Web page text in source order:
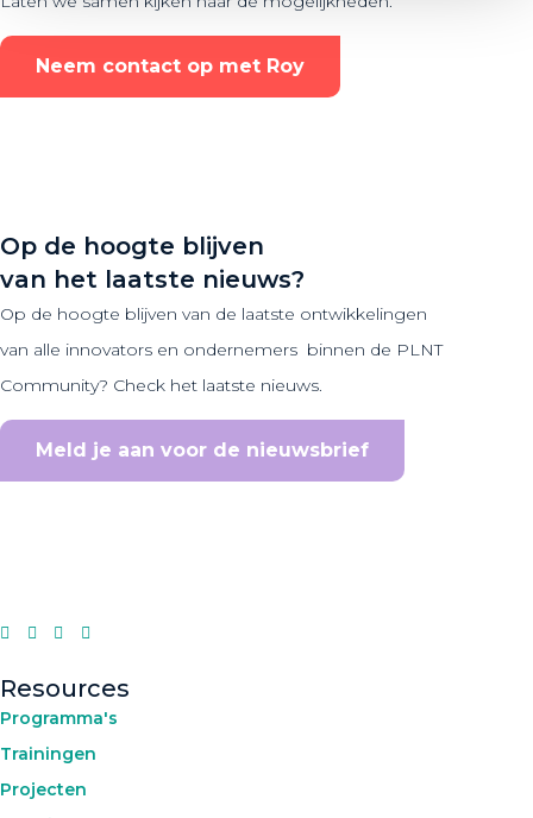
Neem contact op met Roy
Op de hoogte blijven
van het laatste nieuws?
Op de hoogte blijven van de laatste ontwikkelingen
van alle innovators en ondernemers binnen de PLNT
Community? Check het laatste nieuws.
Meld je aan voor de nieuwsbrief
Resources
Programma's
Trainingen
Projecten